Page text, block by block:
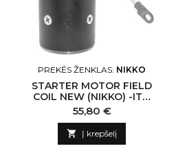
PREKĖS ŽENKLAS: NIKKO
STARTER MOTOR FIELD
COIL NEW (NIKKO) -ITO
CM3023 NIKKO-CN
Kaina
55,80 €
 Į krepšelį